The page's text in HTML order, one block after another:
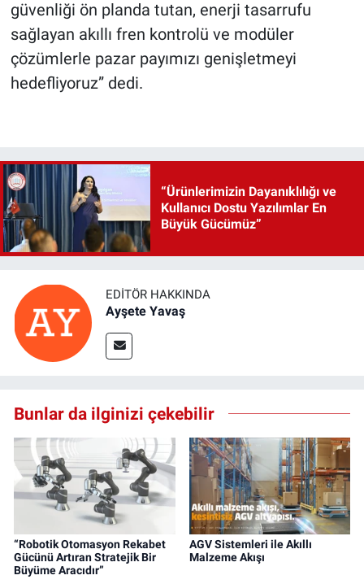
güvenliği ön planda tutan, enerji tasarrufu
sağlayan akıllı fren kontrolü ve modüler
çözümlerle pazar payımızı genişletmeyi
hedefliyoruz” dedi.
“Ürünlerimizin Dayanıklılığı ve
Kullanıcı Dostu Yazılımlar En
Büyük Gücümüz”
EDITÖR HAKKINDA
Ayşete Yavaş
Bunlar da ilginizi çekebilir
“Robotik Otomasyon Rekabet
Gücünü Artıran Stratejik Bir
Büyüme Aracıdır”
AGV Sistemleri ile Akıllı
Malzeme Akışı